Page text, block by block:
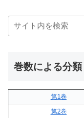
巻数による分類
第1巻
第2巻